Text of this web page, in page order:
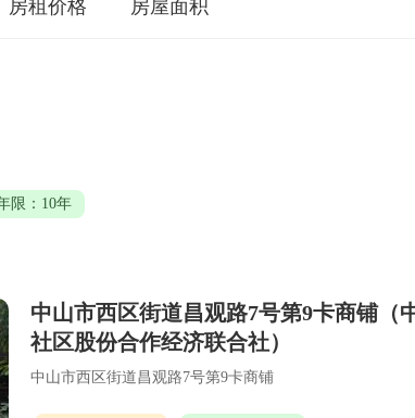
房租价格 房屋面积
限：10年
中山市西区街道昌观路7号第9卡商铺（
社区股份合作经济联合社）
中山市西区街道昌观路7号第9卡商铺